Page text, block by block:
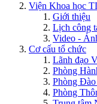
Viện Khoa học
Giới thiệu
Lịch công
Video -
Cơ cấu tổ chức
Lãnh đạo
Phòng
Phòng
Phòng